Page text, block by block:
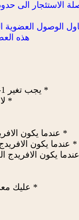
الوصول
هذه
* يجب تغير 1-2% كل يوم من اجمالى احالاتك مما يعنى اذا كنت تمتلك 600 فعليك بتغيرمن 6 إلى 10 إحالات كل يوم .
*
* عندما يكون الافريدج الخاص باحالة عندك
* عندما يكون الافريدج الخاص باحاله عندك ما بين 1.0
يكون الافريدج الخاص ب احاله عندك ما بين 1.2 و
* عليك معرفه انه